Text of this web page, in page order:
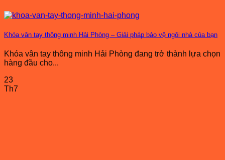
Khóa vân tay thông minh Hải Phòng – Giải pháp bảo vệ ngôi nhà của bạn
Khóa vân tay thông minh Hải Phòng đang trở thành lựa chọn
hàng đầu cho...
23
Th7